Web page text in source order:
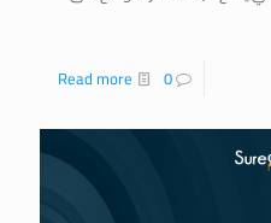
0
Read more